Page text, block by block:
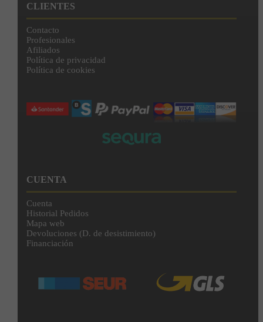
CLIENTES
Contacto
Profesionales
Afiliados
Política de privacidad
Política de cookies
CUENTA
Cuenta
Historial Pedidos
Mapa web
Devoluciones (D. de desistimiento)
Financiación